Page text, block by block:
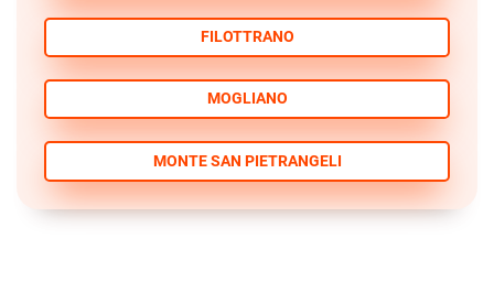
FILOTTRANO
MOGLIANO
MONTE SAN PIETRANGELI